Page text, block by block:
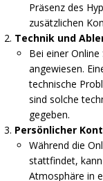
Präsenz des
zusätzlichen
Technik und
Bei einer
angewiesen.
technische
sind solche
gegeben.
Persönlicher
Während die
stattfindet,
Atmosphäre in